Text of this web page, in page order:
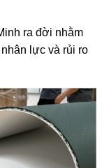
ra đời nhằm
lực và rủi ro